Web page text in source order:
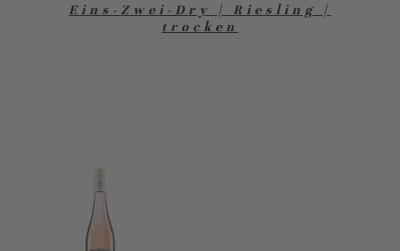
Eins-Zwei-Dry | Riesling |
trocken